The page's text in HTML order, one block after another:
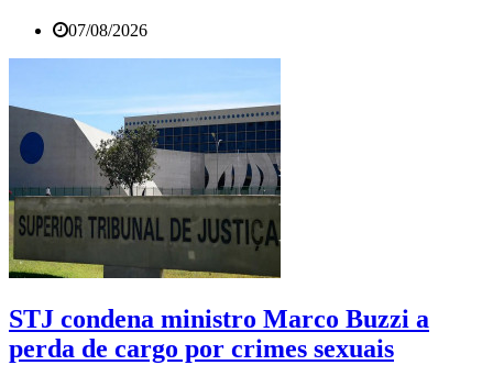
07/08/2026
STJ condena ministro Marco Buzzi a
perda de cargo por crimes sexuais